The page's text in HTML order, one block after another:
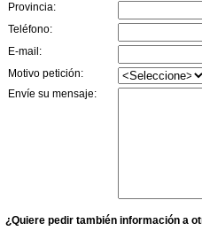
Provincia:
Teléfono:
E-mail:
Motivo petición:
Envíe su mensaje:
¿Quiere pedir también información a